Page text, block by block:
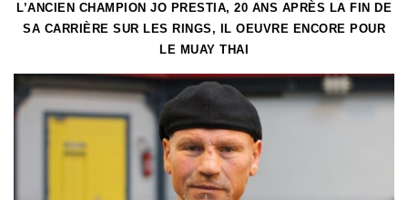
L’ANCIEN CHAMPION JO PRESTIA, 20 ANS APRÈS LA FIN DE
SA CARRIÈRE SUR LES RINGS, IL OEUVRE ENCORE POUR
LE MUAY THAI